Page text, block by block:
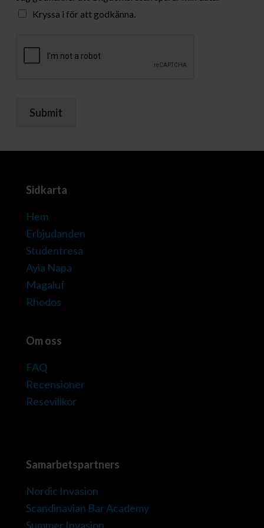
Kryssa i för att godkänna.
Submit
Sidkarta
Hem
Erbjudanden
Studentresa
Ayia Napa
Magaluf
Rhodos
Om oss
FAQ
Recensioner
Resevillkor
Samarbetspartners
Nordic Invasion
Scandinavian Bar Academy
Summer Invasion